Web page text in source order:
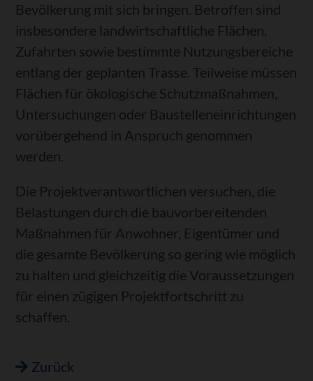
Bevölkerung mit sich bringen. Betroffen sind
insbesondere landwirtschaftliche Flächen,
Zufahrten sowie bestimmte Nutzungsbereiche
entlang der geplanten Trasse. Teilweise müssen
Flächen für ökologische Schutzmaßnahmen,
Untersuchungen oder Baustelleneinrichtungen
vorübergehend in Anspruch genommen
werden.
Die Projektverantwortlichen versuchen, die
Belastungen durch die bauvorbereitenden
Maßnahmen für Anwohner, Eigentümer und
die gesamte Bevölkerung so gering wie möglich
zu halten und gleichzeitig die Voraussetzungen
für einen zügigen Projektfortschritt zu
schaffen.
Zurück